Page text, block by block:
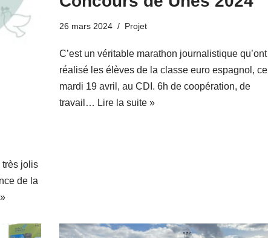
très jolis
de la
26 mars 2024 Projet
C’est un véritable marathon journalistique qu’ont
réalisé les élèves de la classe euro espagnol, ce
mardi 19 avril, au CDI. 6h de coopération, de
travail… Lire la suite »